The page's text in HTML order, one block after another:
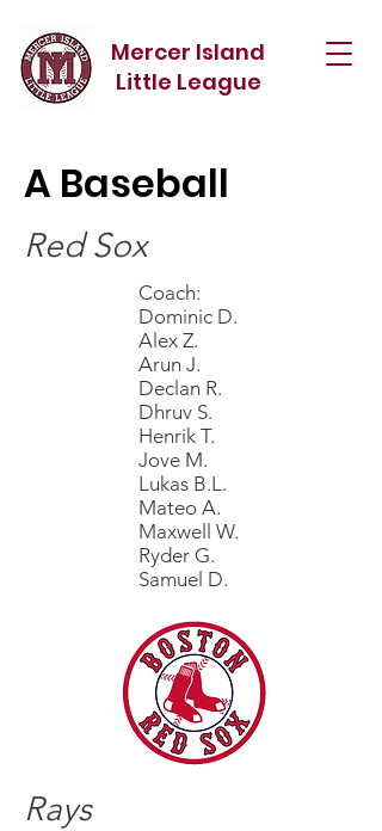
Mercer Island
Little League
A Baseball
Red Sox
Coach:
Dominic D.
Alex Z.
Arun J.
Declan R.
Dhruv S.
Henrik T.
Jove M.
Lukas B.L.
Mateo A.
Maxwell W.
Ryder G.
Samuel D.
Rays